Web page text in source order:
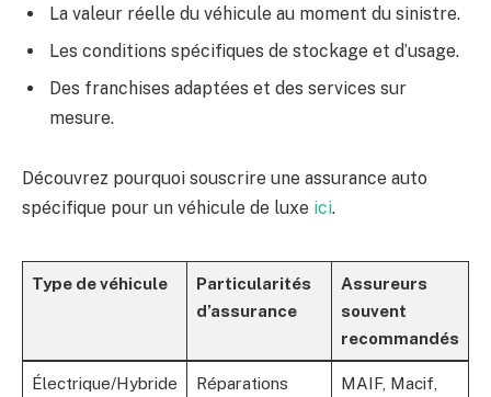
La valeur réelle du véhicule au moment du sinistre.
Les conditions spécifiques de stockage et d’usage.
Des franchises adaptées et des services sur
mesure.
Découvrez pourquoi souscrire une assurance auto
spécifique pour un véhicule de luxe ici.
Type de véhicule
Particularités
d’assurance
Assureurs
souvent
recommandés
Électrique/Hybride
Réparations
MAIF, Macif,